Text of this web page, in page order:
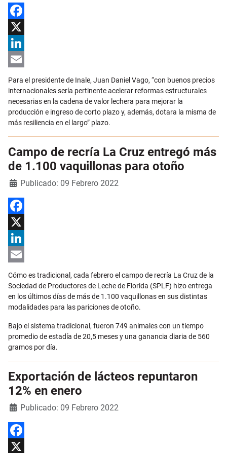
Facebook
X
LinkedIn
Para el presidente de Inale, Juan Daniel Vago, “con buenos precios
internacionales sería pertinente acelerar reformas estructurales
necesarias en la cadena de valor lechera para mejorar la
producción e ingreso de corto plazo y, además, dotara la misma de
más resiliencia en el largo” plazo.
Campo de recría La Cruz entregó más
de 1.100 vaquillonas para otoño
DetallesPublicado: 09 Febrero 2022
Facebook
X
LinkedIn
Email
Cómo es tradicional, cada febrero el campo de recría La Cruz de la
Sociedad de Productores de Leche de Florida (SPLF) hizo entrega
en los últimos días de más de 1.100 vaquillonas en sus distintas
modalidades para las pariciones de otoño.
Bajo el sistema tradicional, fueron 749 animales con un tiempo
promedio de estadía de 20,5 meses y una ganancia diaria de 560
gramos por día.
Exportación de lácteos repuntaron
12% en enero
DetallesPublicado: 09 Febrero 2022
Facebook